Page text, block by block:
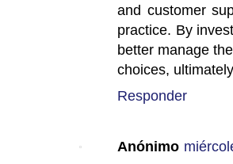
and customer
practice. By
better manage
choices,
Responder
Anónimo